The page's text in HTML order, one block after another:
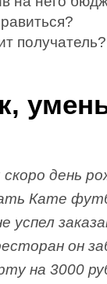
получатель?
день
Кате
успел
он
на 3000